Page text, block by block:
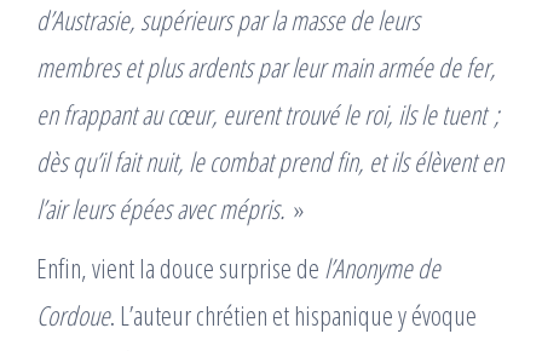
d’Austrasie, supérieurs par la masse de leurs
membres et plus ardents par leur main armée de fer,
en frappant au cœur, eurent trouvé le roi, ils le tuent ;
dès qu’il fait nuit, le combat prend fin, et ils élèvent en
l’air leurs épées avec mépris. »
Enfin, vient la douce surprise de l’Anonyme de
Cordoue. L’auteur chrétien et hispanique y évoque